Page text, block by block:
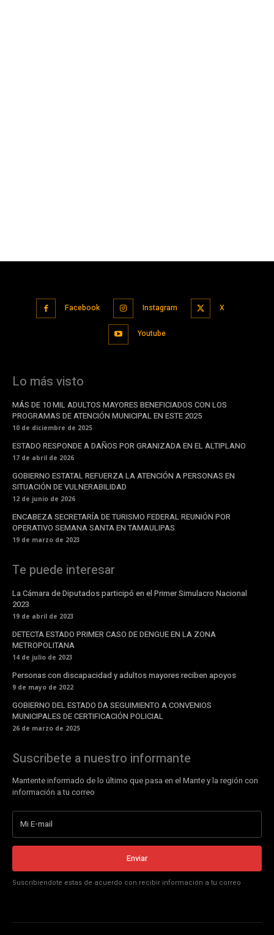
Facebook Instagram X
Youtube
Lo más visto
MÁS DE 10 MIL ADULTOS MAYORES BENEFICIADOS CON LOS
PROGRAMAS DE ATENCIÓN MUNICIPAL EN ESTE 2025
10 de diciembre de 2025
ESTADO RESPONDE A DAÑOS POR GRANIZADA EN EL ALTIPLANO
17 de abril de 2026
GOBIERNO ESTATAL REFUERZA LA ATENCIÓN A PERSONAS EN
SITUACIÓN DE VULNERABILIDAD
12 de junio de 2026
ENCABEZA SECRETARÍA DE TURISMO FEDERAL REUNIÓN POR
OPERATIVO SEMANA SANTA EN TAMAULIPAS
19 de marzo de 2023
Te puede interesar
La Cámara de Diputados participó en el Primer Simulacro Nacional
2023
19 de abril de 2023
DETECTA ESTADO PRIMER CASO DE DENGUE EN LA ZONA
METROPOLITANA
14 de julio de 2023
Personas con discapacidad y adultos mayores reciben apoyos
9 de mayo de 2022
GOBIERNO DEL ESTADO DA SEGUIMIENTO A CONVENIOS
MUNICIPALES DE CERTIFICACIÓN POLICIAL
26 de marzo de 2025
Suscribete a nuestro informante
Mantente informado de lo último que pasa en el Mante y la región con
información a tu correo
Enviar
Suscribiendote estas de acuerdo con recibir información a tu correo